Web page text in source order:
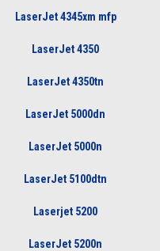
LaserJet 4345xm mfp
LaserJet 4350
LaserJet 4350tn
LaserJet 5000dn
LaserJet 5000n
LaserJet 5100dtn
Laserjet 5200
LaserJet 5200n